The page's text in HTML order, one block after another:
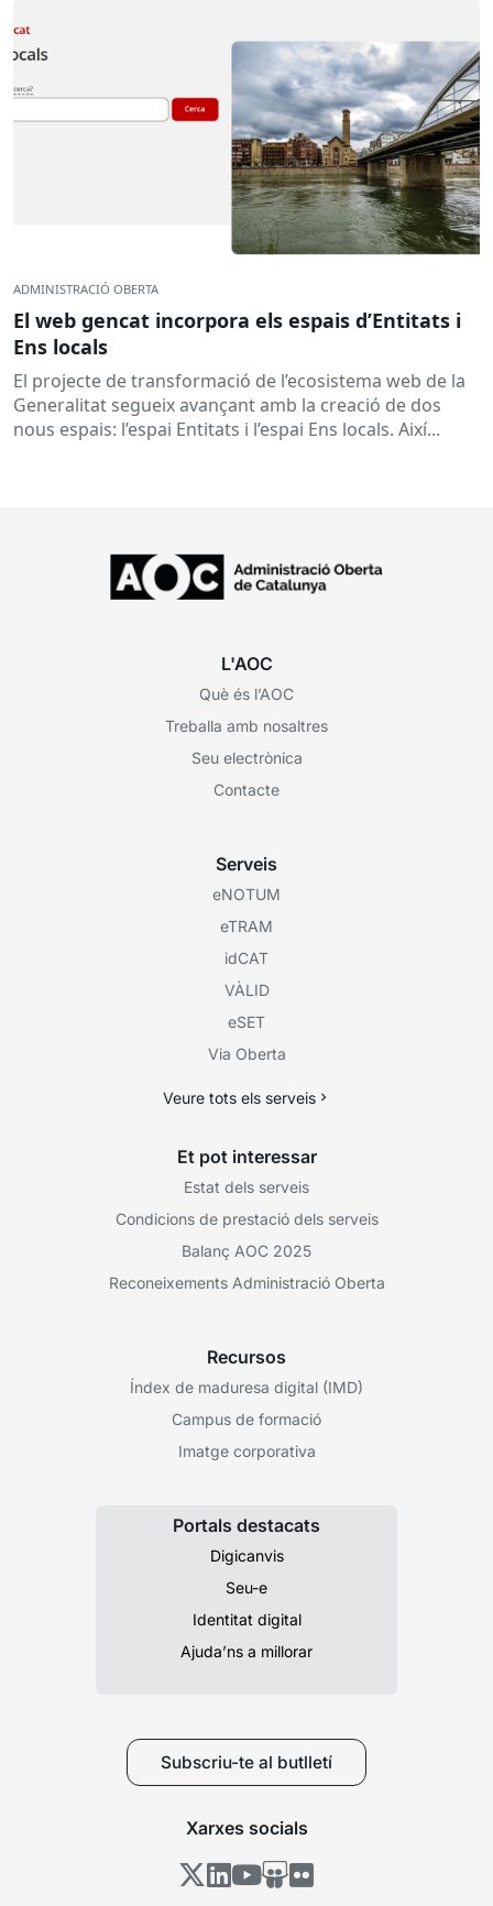
ADMINISTRACIÓ OBERTA
El web gencat incorpora els espais d’Entitats i
Ens locals
El projecte de transformació de l’ecosistema web de la
Generalitat segueix avançant amb la creació de dos
nous espais: l’espai Entitats i l’espai Ens locals. Així...
L'AOC
Què és l’AOC
Treballa amb nosaltres
Seu electrònica
Contacte
Serveis
eNOTUM
eTRAM
idCAT
VÀLID
eSET
Via Oberta
Veure tots els serveis
Et pot interessar
Estat dels serveis
Condicions de prestació dels serveis
Balanç AOC 2025
Reconeixements Administració Oberta
Recursos
Índex de maduresa digital (IMD)
Campus de formació
Imatge corporativa
Portals destacats
Digicanvis
Seu-e
Identitat digital
Ajuda’ns a millorar
Subscriu-te al butlletí
Xarxes socials